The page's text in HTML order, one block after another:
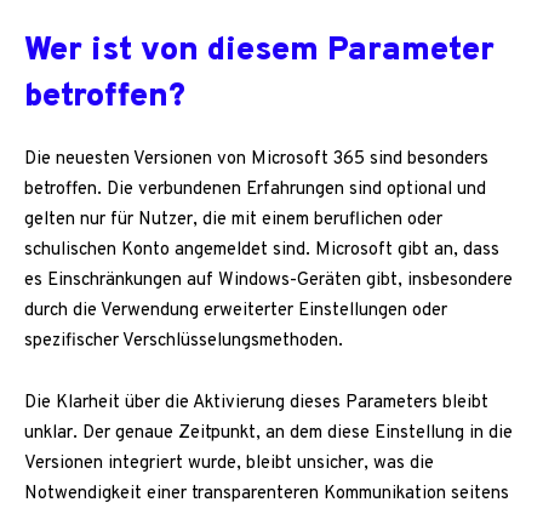
Wer ist von diesem Parameter
betroffen?
Die neuesten Versionen von Microsoft 365 sind besonders
betroffen. Die verbundenen Erfahrungen sind optional und
gelten nur für Nutzer, die mit einem beruflichen oder
schulischen Konto angemeldet sind. Microsoft gibt an, dass
es Einschränkungen auf Windows-Geräten gibt, insbesondere
durch die Verwendung erweiterter Einstellungen oder
spezifischer Verschlüsselungsmethoden.
Die Klarheit über die Aktivierung dieses Parameters bleibt
unklar. Der genaue Zeitpunkt, an dem diese Einstellung in die
Versionen integriert wurde, bleibt unsicher, was die
Notwendigkeit einer transparenteren Kommunikation seitens